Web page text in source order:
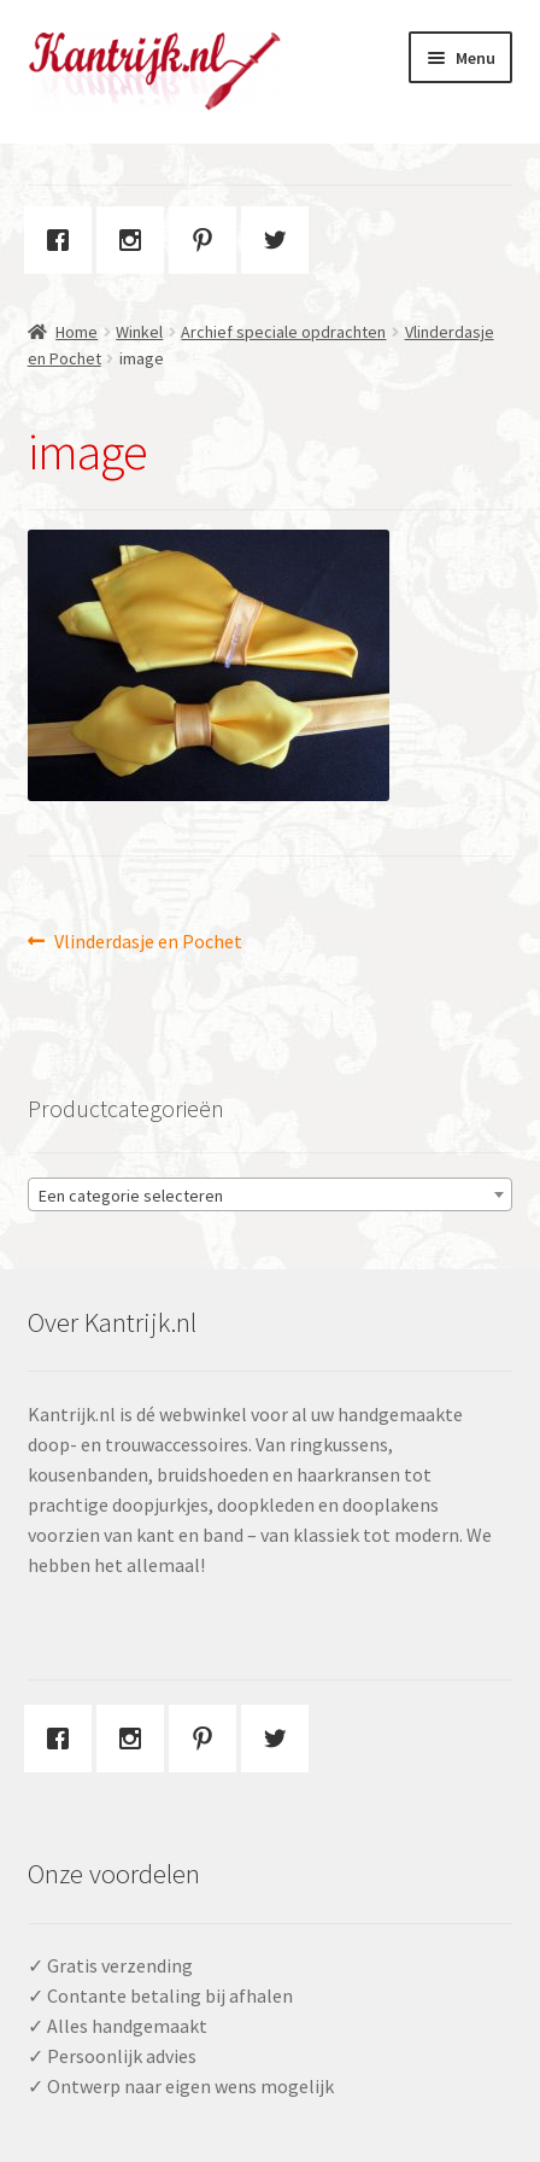
Ga
door
Ga
naar
Menu
Contact
Home Winkel Archief speciale opdrachten
Vlinderdasje
en Pochet
image
image
Bericht
Vorig
Vlinderdasje en Pochet
Productcategorieën
Een categorie selecteren
Over Kantrijk.nl
Kantrijk.nl is dé webwinkel voor al uw handgemaakte
doop- en trouwaccessoires. Van ringkussens,
kousenbanden, bruidshoeden en haarkransen tot
prachtige doopjurkjes, doopkleden en dooplakens
voorzien van kant en band – van klassiek tot modern. We
hebben het allemaal!
Onze voordelen
✓ Gratis verzending
✓ Contante betaling bij afhalen
✓ Alles handgemaakt
✓ Persoonlijk advies
✓ Ontwerp naar eigen wens mogelijk